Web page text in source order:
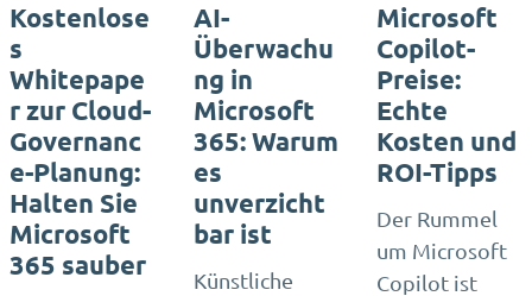
Kostenlose
s
Whitepape
r zur Cloud-
Governanc
e-Planung:
Halten Sie
Microsoft
365 sauber
AI-
Überwachu
ng in
Microsoft
365: Warum
es
unverzicht
bar ist
Künstliche
Microsoft
Copilot-
Preise:
Echte
Kosten und
ROI-Tipps
Der Rummel
um Microsoft
Copilot ist